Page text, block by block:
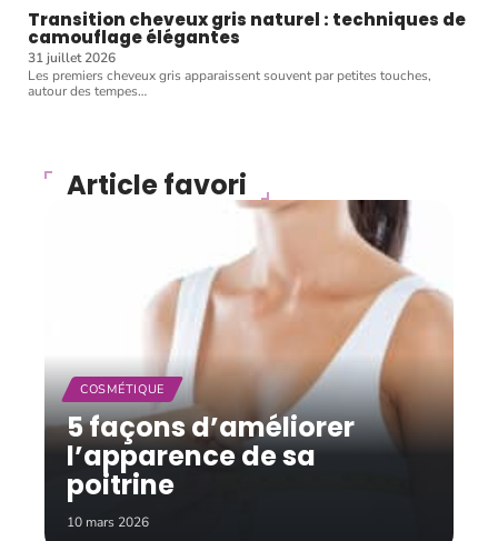
Transition cheveux gris naturel : techniques de
camouflage élégantes
31 juillet 2026
Les premiers cheveux gris apparaissent souvent par petites touches,
autour des tempes…
Article favori
COSMÉTIQUE
5 façons d’améliorer
l’apparence de sa
poitrine
10 mars 2026